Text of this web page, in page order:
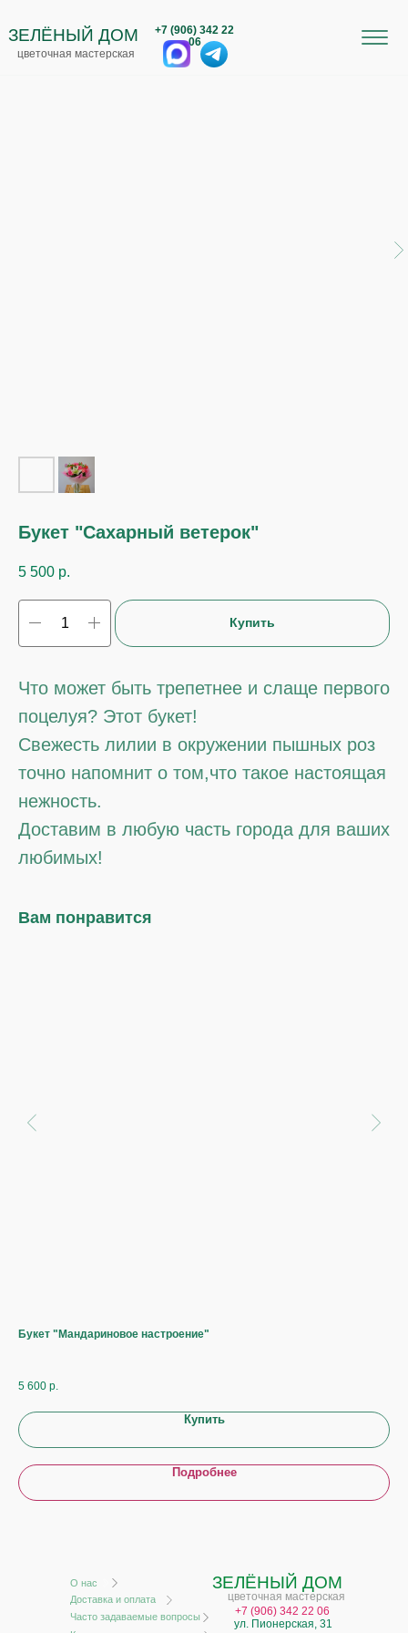
+7 (906) 342 22
06
ЗЕЛЁНЫЙ ДОМ
цветочная мастерская
Букет "Сахарный ветерок"
5 500 р.
Купить
Что может быть трепетнее и слаще первого
поцелуя? Этот букет!
Свежесть лилии в окружении пышных роз
точно напомнит о том,что такое настоящая
нежность.
Доставим в любую часть города для ваших
любимых!
Вам понравится
Букет "Мандариновое настроение"
5 600 р.
Купить
Подробнее
+7 (906) 342 22 06
ул. Пионерская, 31
О нас
Доставка и оплата
Часто задаваемые вопросы
ЗЕЛЁНЫЙ ДОМ
цветочная мастерская